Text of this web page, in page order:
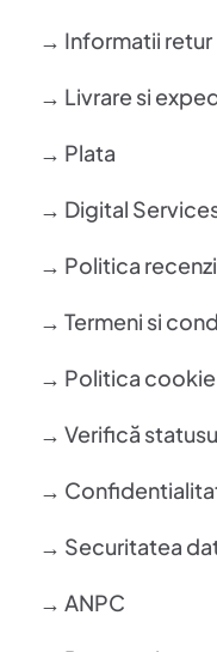
→ Informatii retur
→ Livrare si
→ Plata
→ Digital
→ Politica
→ Termeni si
→ Politica
→ Verifică
→
→ Securitatea
→ ANPC